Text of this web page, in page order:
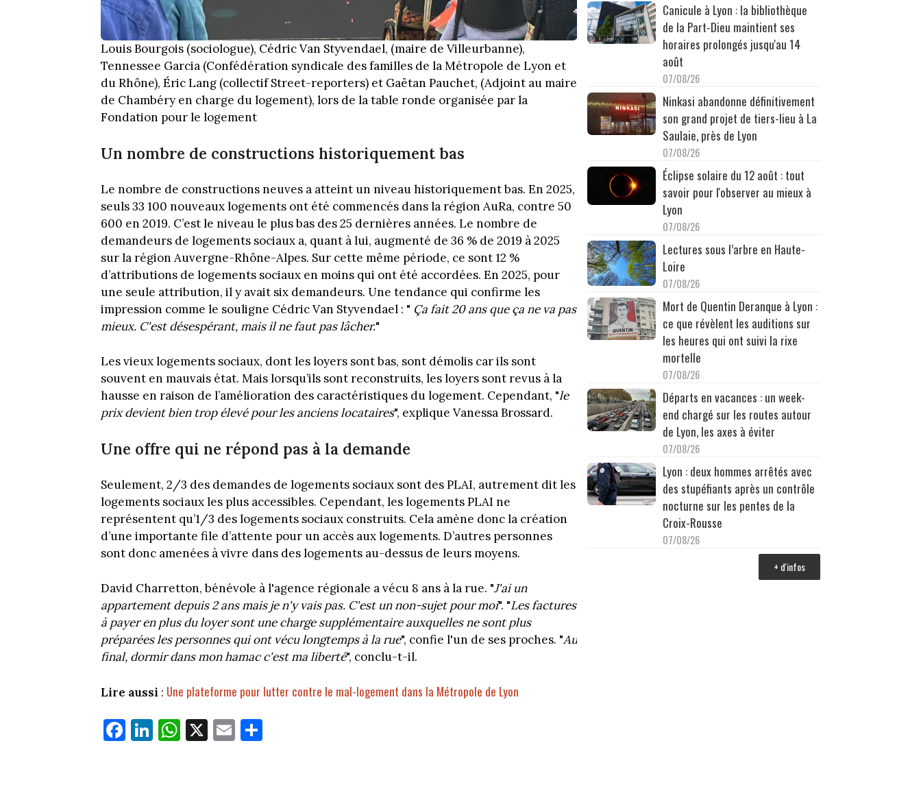
Louis Bourgois (sociologue), Cédric Van Styvendael, (maire de Villeurbanne),
Tennessee Garcia (Confédération syndicale des familles de la Métropole de Lyon et
du Rhône), Éric Lang (collectif Street-reporters) et Gaëtan Pauchet, (Adjoint au maire
de Chambéry en charge du logement), lors de la table ronde organisée par la
Fondation pour le logement
Un nombre de constructions historiquement bas
Le nombre de constructions neuves a atteint un niveau historiquement bas. En 2025,
seuls 33 100 nouveaux logements ont été commencés dans la région AuRa, contre 50
600 en 2019. C’est le niveau le plus bas des 25 dernières années. Le nombre de
demandeurs de logements sociaux a, quant à lui, augmenté de 36 % de 2019 à 2025
sur la région Auvergne-Rhône-Alpes. Sur cette même période, ce sont 12 %
d’attributions de logements sociaux en moins qui ont été accordées. En 2025, pour
une seule attribution, il y avait six demandeurs. Une tendance qui confirme les
impression comme le souligne Cédric Van Styvendael : " Ça fait 20 ans que ça ne va pas
mieux. C'est désespérant, mais il ne faut pas lâcher."
Les vieux logements sociaux, dont les loyers sont bas, sont démolis car ils sont
souvent en mauvais état. Mais lorsqu’ils sont reconstruits, les loyers sont revus à la
hausse en raison de l’amélioration des caractéristiques du logement. Cependant, "le
prix devient bien trop élevé pour les anciens locataires", explique Vanessa Brossard.
Une offre qui ne répond pas à la demande
Seulement, 2/3 des demandes de logements sociaux sont des PLAI, autrement dit les
logements sociaux les plus accessibles. Cependant, les logements PLAI ne
représentent qu’1/3 des logements sociaux construits. Cela amène donc la création
d’une importante file d’attente pour un accès aux logements. D’autres personnes
sont donc amenées à vivre dans des logements au-dessus de leurs moyens.
David Charretton, bénévole à l'agence régionale a vécu 8 ans à la rue. "J'ai un
appartement depuis 2 ans mais je n'y vais pas. C'est un non-sujet pour moi". "Les factures
à payer en plus du loyer sont une charge supplémentaire auxquelles ne sont plus
préparées les personnes qui ont vécu longtemps à la rue", confie l'un de ses proches. "Au
final, dormir dans mon hamac c'est ma liberté", conclu-t-il.
Lire aussi : Une plateforme pour lutter contre le mal-logement dans la Métropole de Lyon
Fa
ce
Li
nk
W
ha
X E
m
Canicule à Lyon : la bibliothèque
de la Part-Dieu maintient ses
horaires prolongés jusqu'au 14
août
07/08/26
Ninkasi abandonne définitivement
son grand projet de tiers-lieu à La
Saulaie, près de Lyon
07/08/26
Éclipse solaire du 12 août : tout
savoir pour l'observer au mieux à
Lyon
07/08/26
Lectures sous l’arbre en Haute-
Loire
07/08/26
Mort de Quentin Deranque à Lyon :
ce que révèlent les auditions sur
les heures qui ont suivi la rixe
mortelle
07/08/26
Départs en vacances : un week-
end chargé sur les routes autour
de Lyon, les axes à éviter
07/08/26
Lyon : deux hommes arrêtés avec
des stupéfiants après un contrôle
nocturne sur les pentes de la
Croix-Rousse
07/08/26
+ d'infos